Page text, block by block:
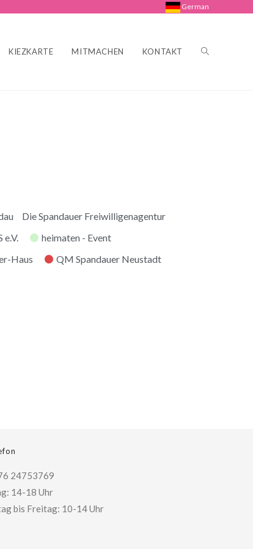
German
KIEZKARTE MITMACHEN KONTAKT
Die Spandauer Freiwilligenagentur
e.V.
heimaten - Event
Haus
QM Spandauer Neustadt
24753769
14-18 Uhr
bis Freitag: 10-14 Uhr